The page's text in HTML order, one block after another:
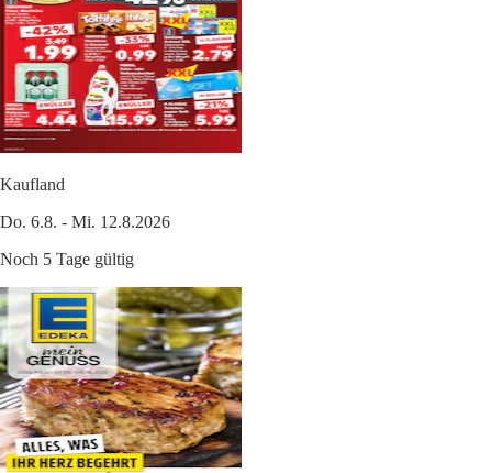
Kaufland
Do. 6.8. - Mi. 12.8.2026
Noch 5 Tage gültig